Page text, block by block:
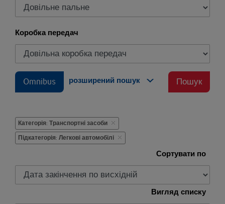
Коробка передач
Omnibus розширений пошук Пошук
Категорія: Транспортні засоби
Підкатегорія: Легкові автомобілі
Сортувати по
Вигляд списку